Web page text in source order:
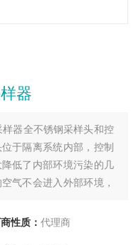
器
器全不锈钢采样头和控
于隔离系统内部，控制
低了内部环境污染的几
气不会进入外部环境，
性质： 代理商